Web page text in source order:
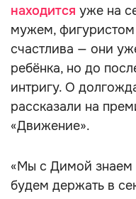
находится уже на
мужем,
счастлива — они
ребёнка, но до
интригу. О
рассказали на
«Движение».
«Мы с Димой знаем
будем держать в